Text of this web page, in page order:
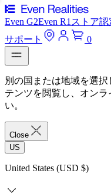
Even G2Even R1 ストア認
サポート
0
別の国または地域を選
テンツを閲覧し、オン
い。
Close
US
United States (USD $)